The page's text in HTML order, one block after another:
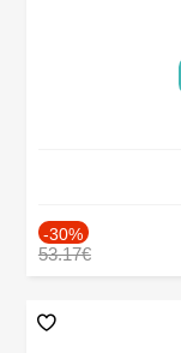
-30%
53.17€